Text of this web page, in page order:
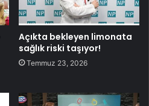
Açıkta bekleyen limonata
sağlık riski taşıyor!
Temmuz 23, 2026